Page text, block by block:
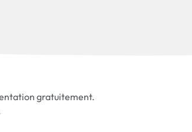
gratuitement.